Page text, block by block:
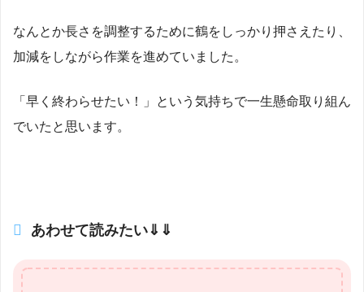
なんとか長さを調整するために鶴をしっかり押さえたり、
加減をしながら作業を進めていました。
「早く終わらせたい！」という気持ちで一生懸命取り組ん
でいたと思います。
あわせて読みたい⇓⇓